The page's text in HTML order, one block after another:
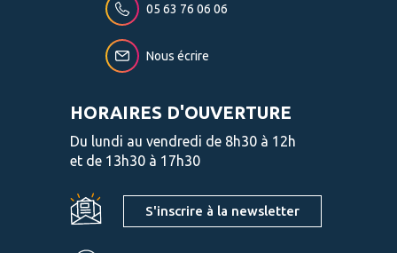
05 63 76 06 06
Nous écrire
HORAIRES D'OUVERTURE
Du lundi au vendredi de 8h30 à 12h
et de 13h30 à 17h30
S'inscrire à la newsletter